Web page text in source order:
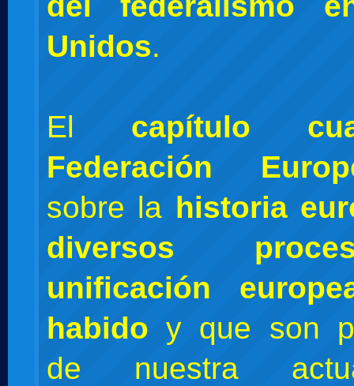
Unidos.
El capítulo
Federación
sobre la historia
diversos
unificación
habido y que son
de nuestra